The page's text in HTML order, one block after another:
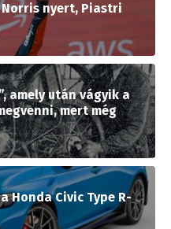
Norris nyert, Piastri
amely után vágyik a
mert még
Honda Civic Type R-